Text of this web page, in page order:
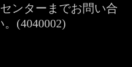
ンターまでお問い合
(4040002)